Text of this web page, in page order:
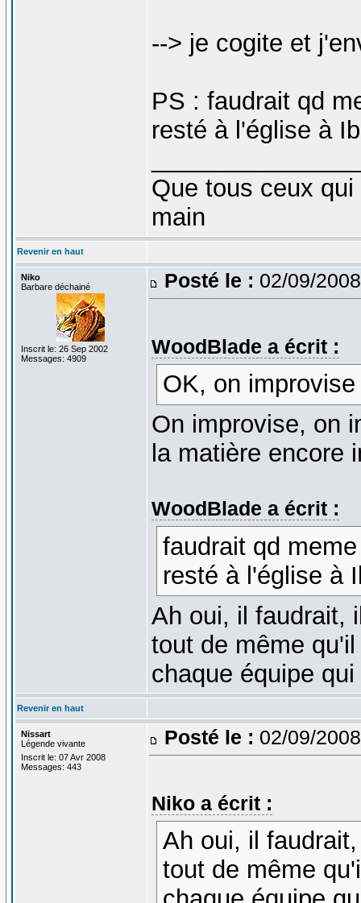
--> je cogite et
PS : faudrait qd
resté à l'église à
Que tous ceux
main
Revenir en haut
Niko
Barbare déchainé
Inscrit le: 26 Sep 2002
Messages: 4909
Posté le : 02/09/
WoodBlade a écrit :
OK, on
On improvise, on
la matière encore
WoodBlade a écrit :
faudrait qd
resté à l'église à
Ah oui, il faudrait,
tout de même
chaque équipe
Revenir en haut
Nissart
Légende vivante
Inscrit le: 07 Avr 2008
Messages: 443
Posté le : 02/09/
Niko a écrit :
Ah oui, il
tout de même